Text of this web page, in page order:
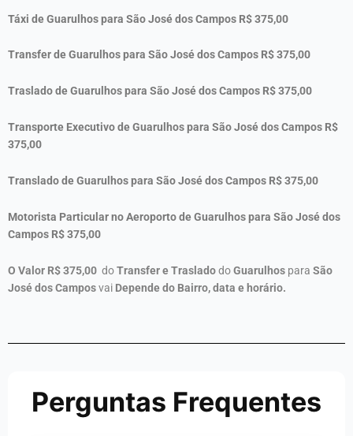
Táxi de Guarulhos para São José dos Campos R$ 375,00
Transfer de Guarulhos para São José dos Campos R$ 375,00
Traslado de Guarulhos para São José dos Campos R$ 375,00
Transporte Executivo de Guarulhos para São José dos Campos R$
375,00
Translado de Guarulhos para São José dos Campos R$ 375,00
Motorista Particular no Aeroporto de Guarulhos para São José dos
Campos R$ 375,00
O Valor R$375,00 doTransfer e TrasladodoGuarulhos para São
José dos Camposvai Depende do Bairro, data e horário.
Perguntas Frequentes